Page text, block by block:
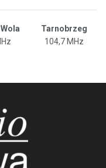
Tarnobrzeg
104,7 MHz